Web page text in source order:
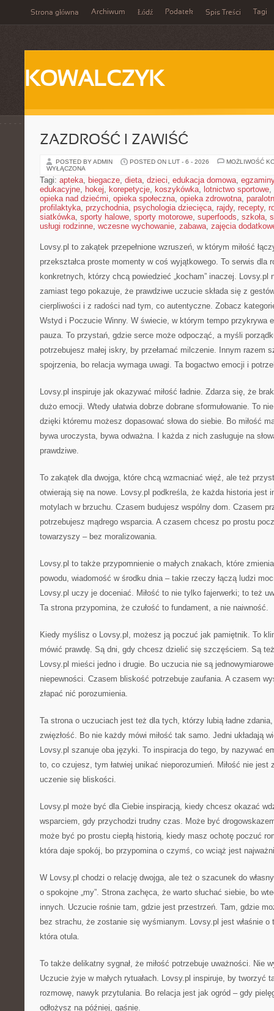
Strona główna Archiwum Łódź Podatek Spis Treści Tagi
KOWALCZYK
ZAZDROŚĆ I ZAWIŚĆ
POSTED BY ADMIN POSTED ON LUT - 6 - 2026
MOŻLIWOŚĆ
WYŁĄCZONA
Tagi: apteka, biegacze, dieta, dzieci, edukacja domowa, egzaminy
edukacyjne, hokej, korepetycje, koszykówka, lotnictwo sportowe,
opieka nad dziećmi, opieka społeczna, opieka zdrowotna,
profilaktyka, przychodnia, psychologia dziecięca, rajdy, recepty,
siatkówka, sporty halowe, sporty motorowe, superfoods, szkoła,
usługi rodzinne, wczesne wychowanie, zabawa, zajęcia
Lovsy.pl to zakątek przepełnione wzruszeń, w którym miłość
przekształca proste momenty w coś wyjątkowego. To serwis dla
konkretnych, którzy chcą powiedzieć „kocham” inaczej. Lovsy.pl
zamiast tego pokazuje, że prawdziwe uczucie składa się z
cierpliwości i z radości nad tym, co autentyczne. Zobacz
Wstyd i Poczucie Winny. W świecie, w którym tempo przykrywa
pauza. To przystań, gdzie serce może odpocząć, a myśli
potrzebujesz małej iskry, by przełamać milczenie. Innym razem
spojrzenia, bo relacja wymaga uwagi. Ta bogactwo emocji i
Lovsy.pl inspiruje jak okazywać miłość ładnie. Zdarza się, że
dużo emocji. Wtedy ułatwia dobrze dobrane sformułowanie. To
dzięki któremu możesz dopasować słowa do siebie. Bo miłość
bywa uroczysta, bywa odważna. I każda z nich zasługuje na
prawdziwe.
To zakątek dla dwojga, które chcą wzmacniać więź, ale też
otwierają się na nowe. Lovsy.pl podkreśla, że każda historia jest
motylach w brzuchu. Czasem budujesz wspólny dom. Czasem
potrzebujesz mądrego wsparcia. A czasem chcesz po prostu
towarzyszy – bez moralizowania.
Lovsy.pl to także przypomnienie o małych znakach, które
powodu, wiadomość w środku dnia – takie rzeczy łączą ludzi
Lovsy.pl uczy je doceniać. Miłość to nie tylko fajerwerki; to też
Ta strona przypomina, że czułość to fundament, a nie naiwność.
Kiedy myślisz o Lovsy.pl, możesz ją poczuć jak pamiętnik. To
mówić prawdę. Są dni, gdy chcesz dzielić się szczęściem. Są
Lovsy.pl mieści jedno i drugie. Bo uczucia nie są
niepewności. Czasem bliskość potrzebuje zaufania. A czasem
złapać nić porozumienia.
Ta strona o uczuciach jest też dla tych, którzy lubią ładne
zwięzłość. Bo nie każdy mówi miłość tak samo. Jedni układają
Lovsy.pl szanuje oba języki. To inspiracja do tego, by nazywać
to, co czujesz, tym łatwiej unikać nieporozumień. Miłość nie jest
uczenie się bliskości.
Lovsy.pl może być dla Ciebie inspiracją, kiedy chcesz okazać
wsparciem, gdy przychodzi trudny czas. Może być
może być po prostu ciepłą historią, kiedy masz ochotę poczuć
która daje spokój, bo przypomina o czymś, co wciąż jest
W Lovsy.pl chodzi o relację dwojga, ale też o szacunek do
o spokojne „my”. Strona zachęca, że warto słuchać siebie, bo
innych. Uczucie rośnie tam, gdzie jest przestrzeń. Tam, gdzie
bez strachu, że zostanie się wyśmianym. Lovsy.pl jest właśnie
która otula.
To także delikatny sygnał, że miłość potrzebuje uważności. Nie
Uczucie żyje w małych rytuałach. Lovsy.pl inspiruje, by tworzyć
rozmowę, nawyk przytulania. Bo relacja jest jak ogród – gdy
odłożysz na później, gaśnie.